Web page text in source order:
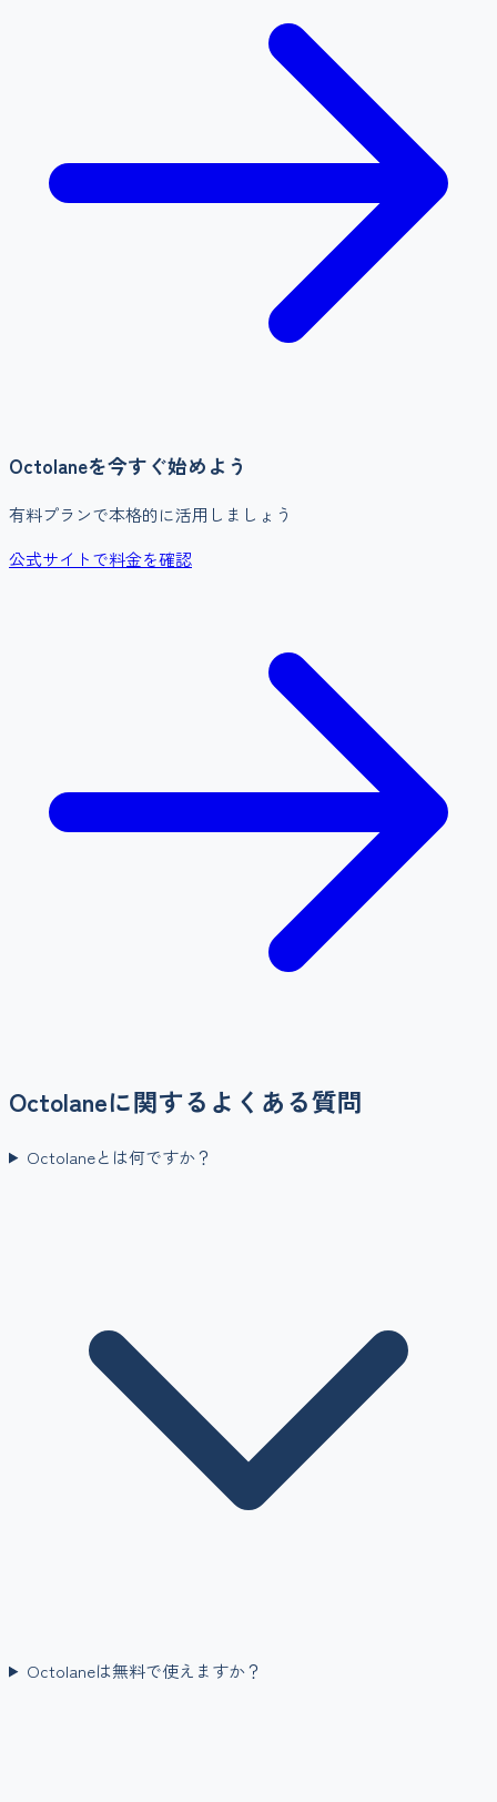
Octolaneを今すぐ始めよう
有料プランで本格的に活用しましょう
公式サイトで料金を確認
Octolaneに関するよくある質問
Octolaneとは何ですか？
Octolaneは無料で使えますか？